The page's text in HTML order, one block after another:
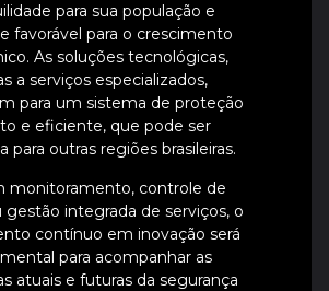
para sua população e
favorável para o crescimento
As soluções tecnológicas,
a serviços especializados,
para um sistema de proteção
e eficiente, que pode ser
para outras regiões brasileiras.
monitoramento, controle de
gestão integrada de serviços, o
contínuo em inovação será
para acompanhar as
atuais e futuras da segurança